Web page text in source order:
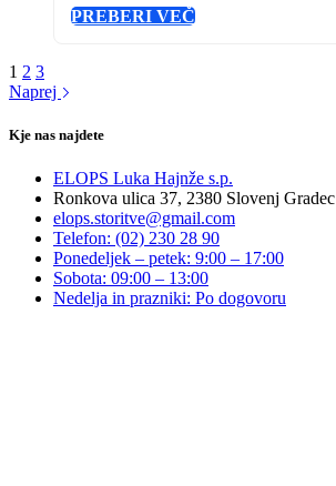
PREBERI VEČ
1 2 3
Naprej
Kje nas najdete
ELOPS Luka Hajnže s.p.
Ronkova ulica 37, 2380 Slovenj Gradec
elops.storitve@gmail.com
Telefon: (02) 230 28 90
Ponedeljek – petek: 9:00 – 17:00
Sobota: 09:00 – 13:00
Nedelja in prazniki: Po dogovoru